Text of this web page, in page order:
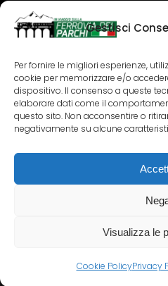
Gestisci
Per fornire le migliori esperienze,
cookie per memorizzare e/o
dispositivo. Il consenso a queste
elaborare dati come il
questo sito. Non acconsentire o
negativamente su alcune
Visualizza le
Cookie PolicyPrivacy
SEGUICI SUI
COPYRIGHT 2018-2025
SRL
AGENZIA VIAGGI E